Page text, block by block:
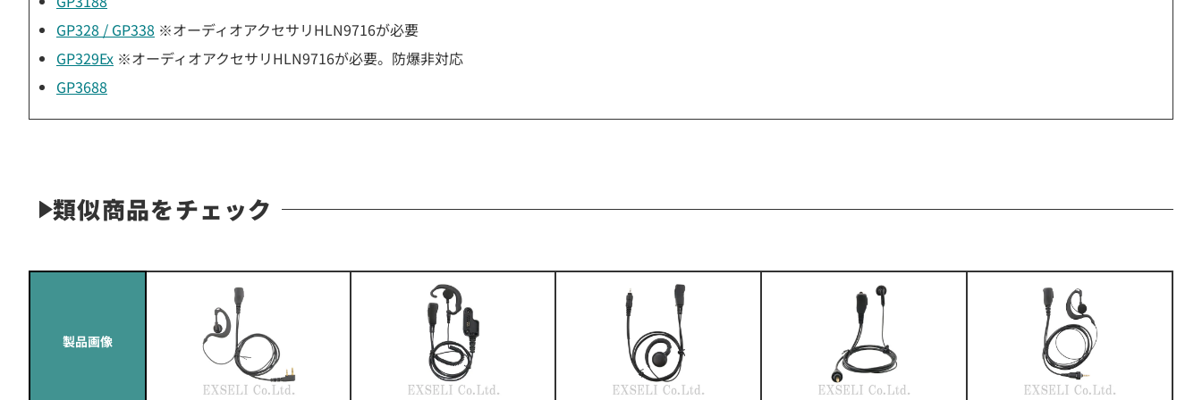
GP328 / GP338 ※オーディオアクセサリHLN9716が必要
GP329Ex ※オーディオアクセサリHLN9716が必要。防爆非対応
GP3688
類似商品をチェック
製品画像